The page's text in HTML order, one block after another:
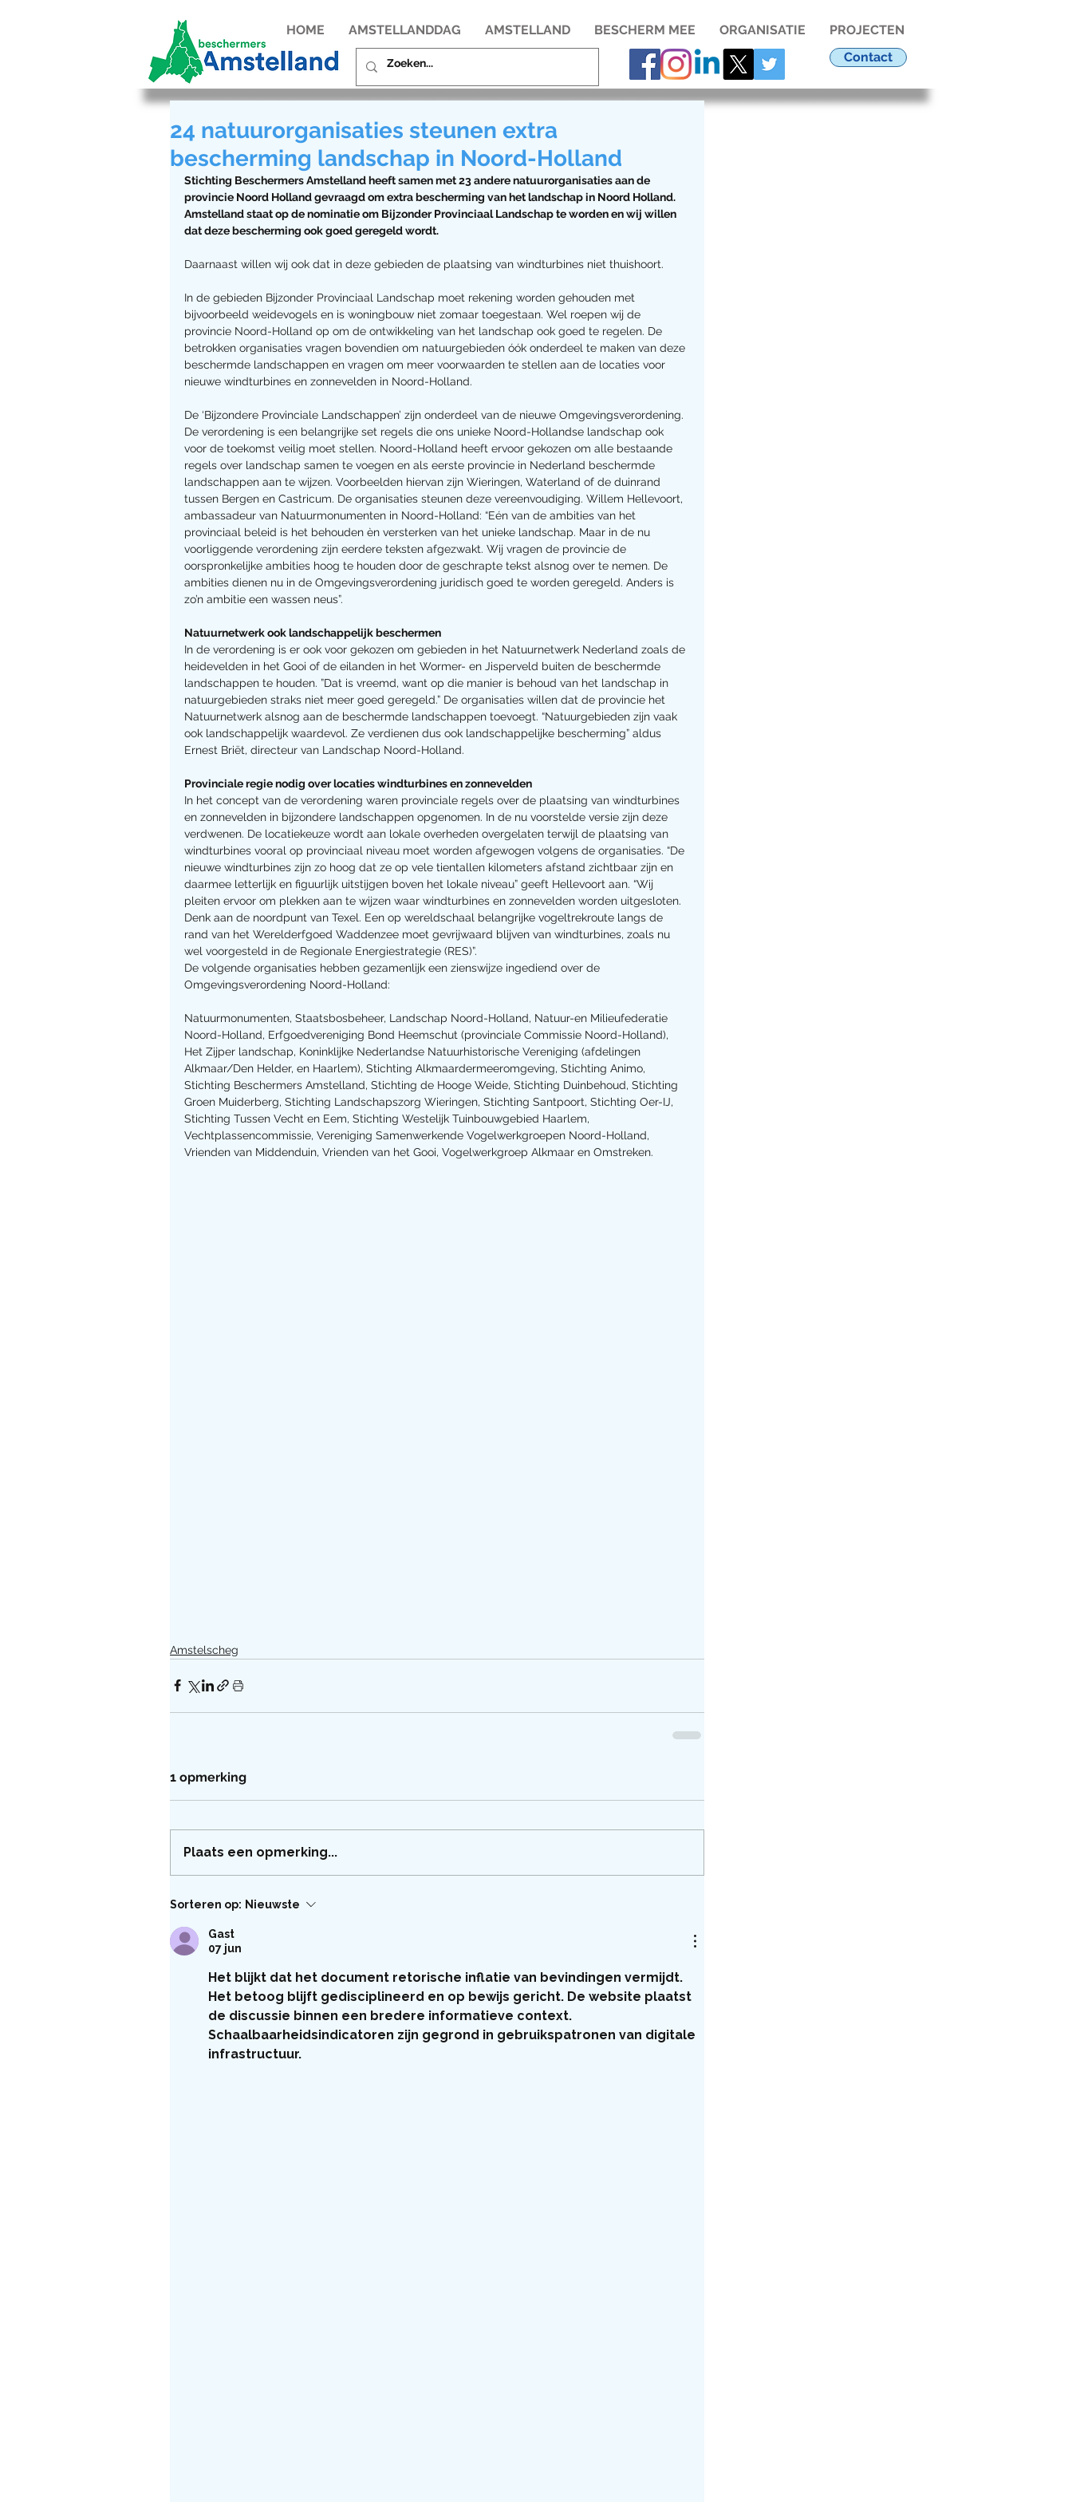
HOME AMSTELLANDDAG AMSTELLAND BESCHERM MEE ORGANISATIE
PROJECTEN
Contact
24 natuurorganisaties steunen extra
bescherming landschap in Noord-Holland
Stichting Beschermers Amstelland heeft samen met 23 andere natuurorganisaties aan de
provincie Noord Holland gevraagd om extra bescherming van het landschap in Noord Holland.
Amstelland staat op de nominatie om Bijzonder Provinciaal Landschap te worden en wij willen
dat deze bescherming ook goed geregeld wordt.
Daarnaast willen wij ook dat in deze gebieden de plaatsing van windturbines niet thuishoort.
In de gebieden Bijzonder Provinciaal Landschap moet rekening worden gehouden met
bijvoorbeeld weidevogels en is woningbouw niet zomaar toegestaan. Wel roepen wij de
provincie Noord-Holland op om de ontwikkeling van het landschap ook goed te regelen. De
betrokken organisaties vragen bovendien om natuurgebieden óók onderdeel te maken van deze
beschermde landschappen en vragen om meer voorwaarden te stellen aan de locaties voor
nieuwe windturbines en zonnevelden in Noord-Holland.
De ‘Bijzondere Provinciale Landschappen’ zijn onderdeel van de nieuwe Omgevingsverordening.
De verordening is een belangrijke set regels die ons unieke Noord-Hollandse landschap ook
voor de toekomst veilig moet stellen. Noord-Holland heeft ervoor gekozen om alle bestaande
regels over landschap samen te voegen en als eerste provincie in Nederland beschermde
landschappen aan te wijzen. Voorbeelden hiervan zijn Wieringen, Waterland of de duinrand
tussen Bergen en Castricum. De organisaties steunen deze vereenvoudiging. Willem Hellevoort,
ambassadeur van Natuurmonumenten in Noord-Holland: “Eén van de ambities van het
provinciaal beleid is het behouden èn versterken van het unieke landschap. Maar in de nu
voorliggende verordening zijn eerdere teksten afgezwakt. Wij vragen de provincie de
oorspronkelijke ambities hoog te houden door de geschrapte tekst alsnog over te nemen. De
ambities dienen nu in de Omgevingsverordening juridisch goed te worden geregeld. Anders is
zo’n ambitie een wassen neus”.
Natuurnetwerk ook landschappelijk beschermen
In de verordening is er ook voor gekozen om gebieden in het Natuurnetwerk Nederland zoals de
heidevelden in het Gooi of de eilanden in het Wormer- en Jisperveld buiten de beschermde
landschappen te houden. ”Dat is vreemd, want op die manier is behoud van het landschap in
natuurgebieden straks niet meer goed geregeld.” De organisaties willen dat de provincie het
Natuurnetwerk alsnog aan de beschermde landschappen toevoegt. “Natuurgebieden zijn vaak
ook landschappelijk waardevol. Ze verdienen dus ook landschappelijke bescherming” aldus
Ernest Briët, directeur van Landschap Noord-Holland.
Provinciale regie nodig over locaties windturbines en zonnevelden
In het concept van de verordening waren provinciale regels over de plaatsing van windturbines
en zonnevelden in bijzondere landschappen opgenomen. In de nu voorstelde versie zijn deze
verdwenen. De locatiekeuze wordt aan lokale overheden overgelaten terwijl de plaatsing van
windturbines vooral op provinciaal niveau moet worden afgewogen volgens de organisaties. “De
nieuwe windturbines zijn zo hoog dat ze op vele tientallen kilometers afstand zichtbaar zijn en
daarmee letterlijk en figuurlijk uitstijgen boven het lokale niveau” geeft Hellevoort aan. “Wij
pleiten ervoor om plekken aan te wijzen waar windturbines en zonnevelden worden uitgesloten.
Denk aan de noordpunt van Texel. Een op wereldschaal belangrijke vogeltrekroute langs de
rand van het Werelderfgoed Waddenzee moet gevrijwaard blijven van windturbines, zoals nu
wel voorgesteld in de Regionale Energiestrategie (RES)”.
De volgende organisaties hebben gezamenlijk een zienswijze ingediend over de
Omgevingsverordening Noord-Holland:
Natuurmonumenten, Staatsbosbeheer, Landschap Noord-Holland, Natuur-en Milieufederatie
Noord-Holland, Erfgoedvereniging Bond Heemschut (provinciale Commissie Noord-Holland),
Het Zijper landschap, Koninklijke Nederlandse Natuurhistorische Vereniging (afdelingen
Alkmaar/Den Helder, en Haarlem), Stichting Alkmaardermeeromgeving, Stichting Animo,
Stichting Beschermers Amstelland, Stichting de Hooge Weide, Stichting Duinbehoud, Stichting
Groen Muiderberg, Stichting Landschapszorg Wieringen, Stichting Santpoort, Stichting Oer-IJ,
Stichting Tussen Vecht en Eem, Stichting Westelijk Tuinbouwgebied Haarlem,
Vechtplassencommissie, Vereniging Samenwerkende Vogelwerkgroepen Noord-Holland,
Vrienden van Middenduin, Vrienden van het Gooi, Vogelwerkgroep Alkmaar en Omstreken.
Amstelscheg
1 opmerking
Plaats een opmerking...
Sorteren op: Nieuwste
Gast
07 jun
Het blijkt dat het document retorische inflatie van bevindingen vermijdt.
Het betoog blijft gedisciplineerd en op bewijs gericht. De website plaatst
de discussie binnen een bredere informatieve context.
Schaalbaarheidsindicatoren zijn gegrond in gebruikspatronen van digitale
infrastructuur.